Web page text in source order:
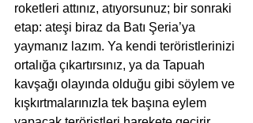
roketleri attınız, atıyorsunuz; bir sonraki
etap: ateşi biraz da Batı Şeria’ya
yaymanız lazım. Ya kendi teröristlerinizi
ortalığa çıkartırsınız, ya da Tapuah
kavşağı olayında olduğu gibi söylem ve
kışkırtmalarınızla tek başına eylem